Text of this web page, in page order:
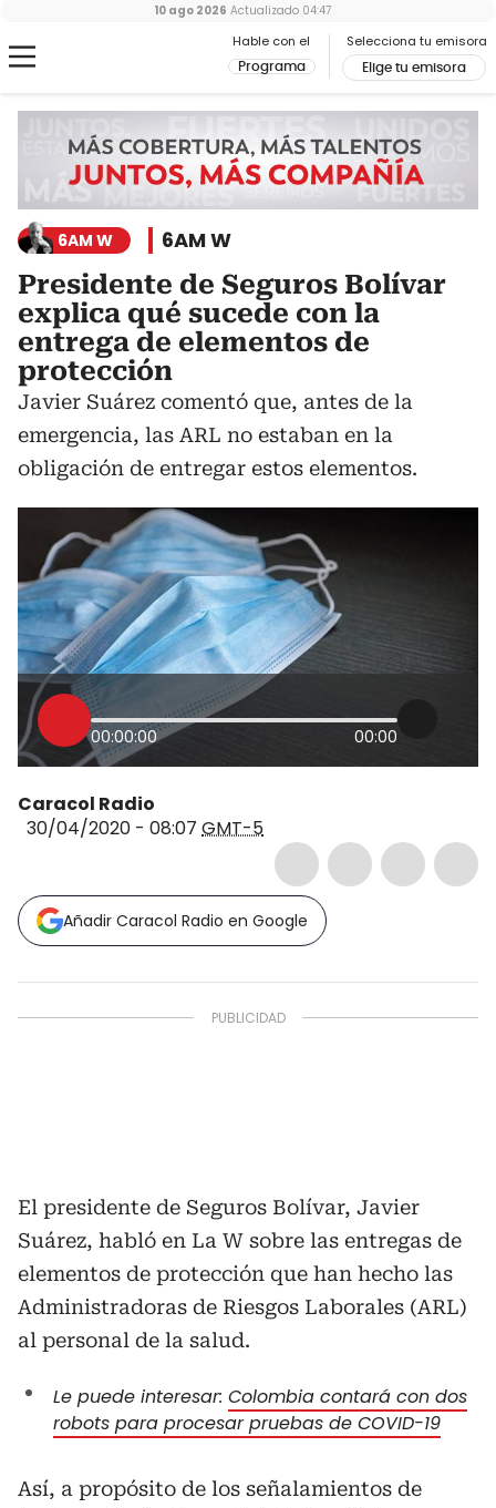
Hable con el
Programa
Selecciona tu emisora
Elige tu emisora
10 ago 2026 Actualizado 04:47
6AM W 6AM W
Presidente de Seguros Bolívar
explica qué sucede con la
entrega de elementos de
protección
Javier Suárez comentó que, antes de la
emergencia, las ARL no estaban en la
obligación de entregar estos elementos.
00:00:00 00:00
Caracol Radio
30/04/2020 - 08:07 GMT-5
Añadir Caracol Radio en Google
El presidente de Seguros Bolívar, Javier
Suárez, habló en La W sobre las entregas de
elementos de protección que han hecho las
Administradoras de Riesgos Laborales (ARL)
al personal de la salud.
Le puede interesar: Colombia contará con dos
robots para procesar pruebas de COVID-19
Así, a propósito de los señalamientos de